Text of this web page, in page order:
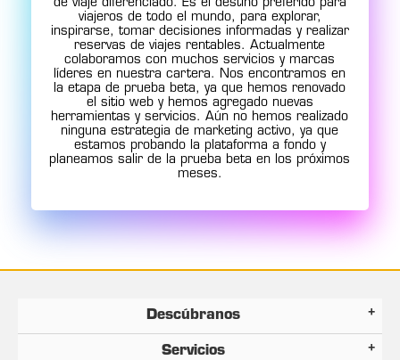
de viaje diferenciado. Es el destino preferido para
viajeros de todo el mundo, para explorar,
inspirarse, tomar decisiones informadas y realizar
reservas de viajes rentables. Actualmente
colaboramos con muchos servicios y marcas
líderes en nuestra cartera. Nos encontramos en
la etapa de prueba beta, ya que hemos renovado
el sitio web y hemos agregado nuevas
herramientas y servicios. Aún no hemos realizado
ninguna estrategia de marketing activo, ya que
estamos probando la plataforma a fondo y
planeamos salir de la prueba beta en los próximos
meses.
Descúbranos
Servicios